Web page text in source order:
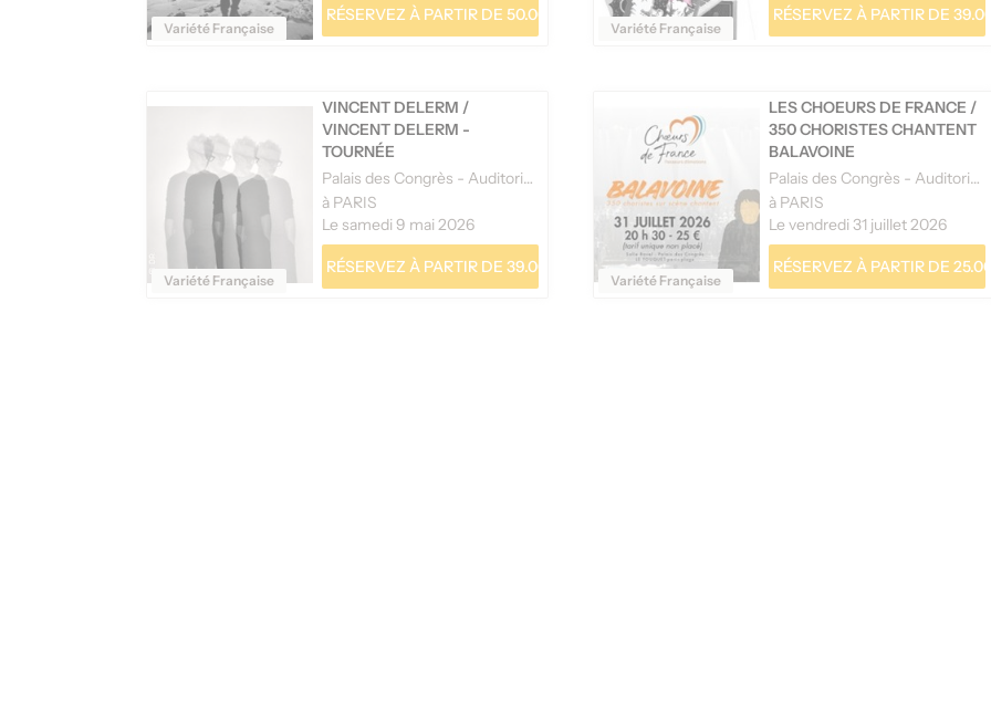
Variété Française
RÉSERVEZ À PARTIR DE 50.00 €
Variété Française
RÉSERVEZ À PARTIR DE
Variété Française
VINCENT DELERM /
VINCENT DELERM -
TOURNÉE
Palais des Congrès - Auditorium Maurice Ravel
à PARIS
Le samedi 9 mai 2026
RÉSERVEZ À PARTIR DE 39.00 €
Variété Française
LES CHOEURS DE FRANCE /
350 CHORISTES CHANTENT
BALAVOINE
Palais des Congrès - Auditorium Maurice Ravel
à PARIS
Le vendredi 31 juillet 2026
RÉSERVEZ À PARTIR DE